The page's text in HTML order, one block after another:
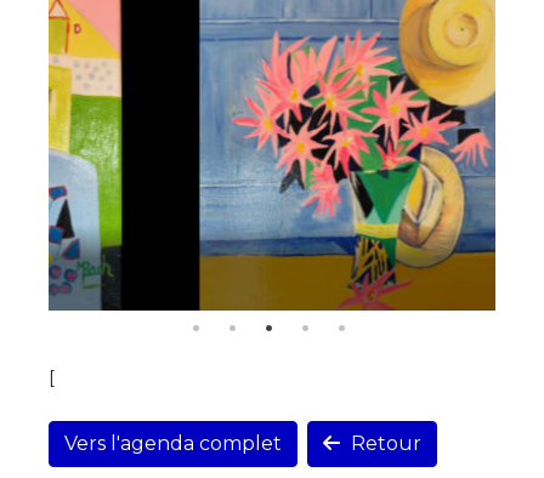
[
Vers l'agenda complet Retour